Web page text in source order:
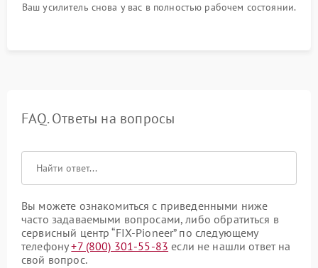
Ваш усилитель снова у вас в полностью рабочем состоянии.
FAQ. Ответы на вопросы
Вы можете ознакомиться с приведенными ниже
часто задаваемыми вопросами, либо обратиться в
сервисный центр “FIX-Pioneer” по следующему
телефону+7 (800) 301-55-83 если не нашли ответ на
свой вопрос.